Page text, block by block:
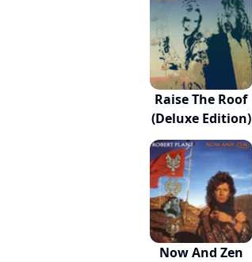
Raise The Roof
(Deluxe Edition)
Now And Zen